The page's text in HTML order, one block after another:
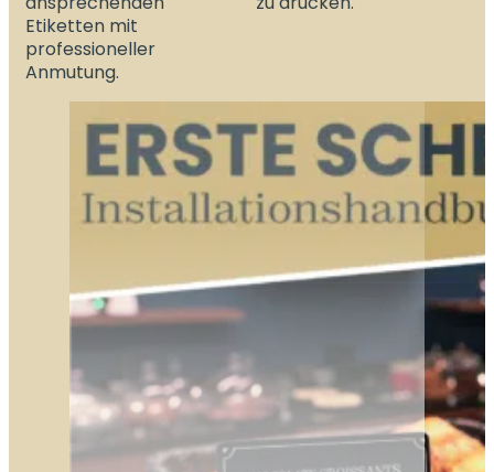
Etiketten mit
professioneller
Anmutung.